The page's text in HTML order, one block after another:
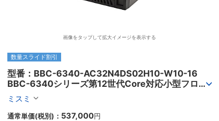
画像をタップして拡大イメージを表示する
数量スライド割引
型番：BBC-6340-AC32N4DS02H10-W10-16
BBC-6340シリーズ第12世代Core対応小型フロア
マウントPC2PCI/2PCIe
ミスミ
通常単価(税別)： 537,000円